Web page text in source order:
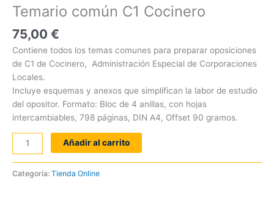
Temario común C1 Cocinero
75,00 €
Contiene todos los temas comunes para preparar oposiciones
de C1 de Cocinero, Administración Especial de Corporaciones
Locales.
Incluye esquemas y anexos que simplifican la labor de estudio
del opositor. Formato: Bloc de 4 anillas, con hojas
intercambiables, 798 páginas, DIN A4, Offset 90 gramos.
Añadir al carrito
Categoría: Tienda Online